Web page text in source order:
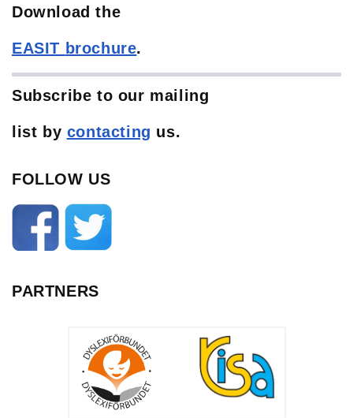
Download the
EASIT brochure.
Subscribe to our mailing
list by contacting us.
FOLLOW US
PARTNERS